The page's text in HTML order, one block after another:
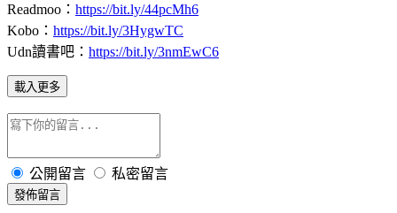
Readmoo： https://bit.ly/44pcMh6
Kobo： https://bit.ly/3HygwTC
Udn讀書吧： https://bit.ly/3nmEwC6
載入更多
公開留言 私密留言
發佈留言